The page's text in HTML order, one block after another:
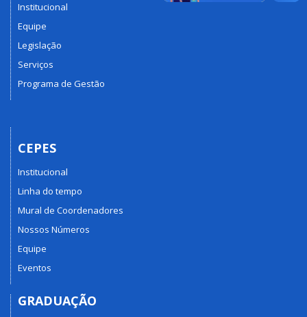
Institucional
Equipe
Legislação
Serviços
Programa de Gestão
CEPES
Institucional
Linha do tempo
Mural de Coordenadores
Nossos Números
Equipe
Eventos
GRADUAÇÃO